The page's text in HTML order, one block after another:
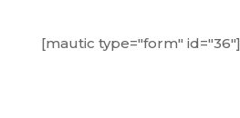
[mautic type="form" id="36"]